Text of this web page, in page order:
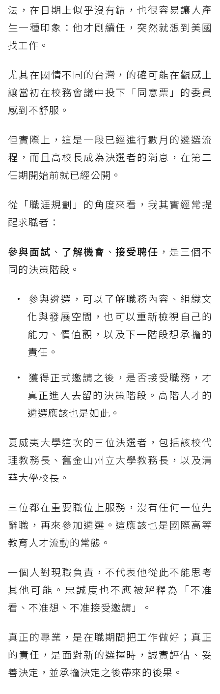
法，在日期上似乎沒有錯，也很容易讓人產
生一種印象：他才剛續任，突然就想到美國
找工作。
尤其在國情不同的台灣，的確可能在觀感上
讓當初在校務會議中投下「同意票」的委員
感到不舒服。
但實際上，這是一段已經進行數月的遴選流
程，而且高校長成為決選者的消息，在第二
任期開始前就已經公開。
從「職涯規劃」的角度來看，我其實經常提
醒求職者：
參與面試 、 了解機會 、接受聘任 ，是三個不
同的決策階段。
參與遴選，可以了解職務內容、組織文
化與發展空間，也可以重新檢視自己的
能力、價值觀，以及下一階段想承擔的
責任。
獲得正式邀請之後，是否接受職務，才
真正進入去留的決策階段。高階人才的
遴選應該也是如此。
夏威夷大學這次的三位決選者，包括該校代
理教務長、舊金山州立大學教務長，以及清
華大學校長。
三位都在重要職位上服務，沒有任何一位先
辭職，再來參加遴選。這應該也是國際高等
教育人才流動的常態。
一個人對現職負責，不代表他從此不能思考
其他可能。忠誠度也不應被解釋為「不准
看、不准想、不准接受邀請」。
真正的專業，是在職期間把工作做好；真正
的責任，是面對新的選擇時，誠實評估、妥
善決定，並承擔決定之後帶來的後果。